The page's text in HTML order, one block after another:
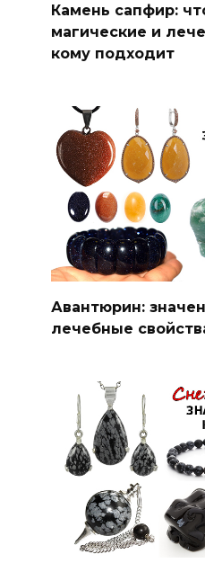
Камень сапфир:
магические и
кому подходит
Авантюрин:
лечебные